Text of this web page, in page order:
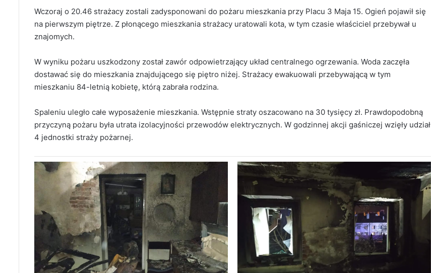
Wczoraj o 20.46 strażacy zostali zadysponowani do pożaru mieszkania przy Placu 3 Maja 15. Ogień pojawił się
na pierwszym piętrze. Z płonącego mieszkania strażacy uratowali kota, w tym czasie właściciel przebywał u
znajomych.
W wyniku pożaru uszkodzony został zawór odpowietrzający układ centralnego ogrzewania. Woda zaczęła
dostawać się do mieszkania znajdującego się piętro niżej. Strażacy ewakuowali przebywającą w tym
mieszkaniu 84-letnią kobietę, którą zabrała rodzina.
Spaleniu uległo całe wyposażenie mieszkania. Wstępnie straty oszacowano na 30 tysięcy zł. Prawdopodobną
przyczyną pożaru była utrata izolacyjności przewodów elektrycznych. W godzinnej akcji gaśniczej wzięły udział
4 jednostki straży pożarnej.